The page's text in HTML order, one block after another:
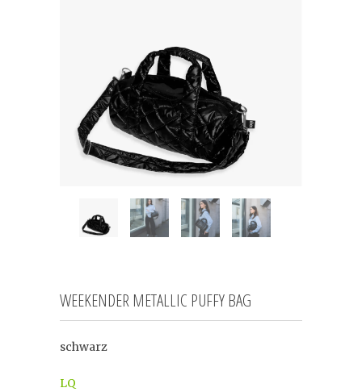
WEEKENDER METALLIC PUFFY BAG
schwarz
LQ